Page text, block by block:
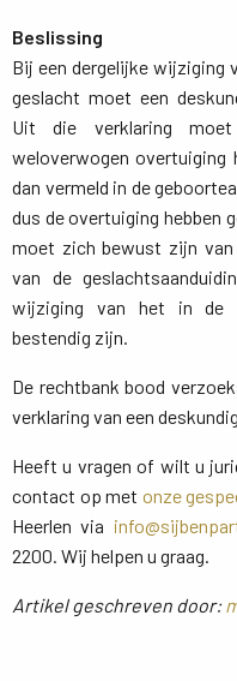
Beslissing
Bij een dergelijke wijziging
geslacht moet een
Uit die verklaring
weloverwogen overtuiging
dan vermeld in de
dus de overtuiging hebben
moet zich bewust zijn
van de
wijziging van het in de
bestendig zijn.
De rechtbank bood
verklaring van een
Heeft u vragen of wilt u
contact op met onze
Heerlen via
2200. Wij helpen u graag.
Artikel geschreven door: